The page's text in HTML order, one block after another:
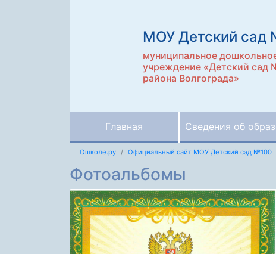
МОУ Детский сад
муниципальное
учреждение «Детский сад
района Волгограда»
Главная Сведения об
Ошколе.ру Официальный сайт МОУ Детский сад №100
Фотоальбомы